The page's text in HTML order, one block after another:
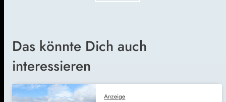
Das könnte Dich auch
interessieren
Anzeige